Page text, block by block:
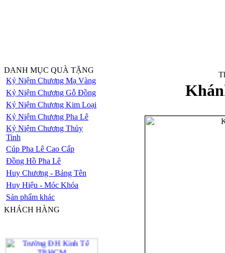
DANH MỤC QUÀ TẶNG
Kỷ Niệm Chương Mạ Vàng
Kỷ Niệm Chương Gỗ Đồng
Kỷ Niệm Chương Kim Loại
Kỷ Niệm Chương Pha Lê
Kỷ Niệm Chương Thủy
Tinh
Cúp Pha Lê Cao Cấp
Đồng Hồ Pha Lê
Huy Chương - Bảng Tên
Huy Hiệu - Móc Khóa
Sản phẩm khác
KHÁCH HÀNG